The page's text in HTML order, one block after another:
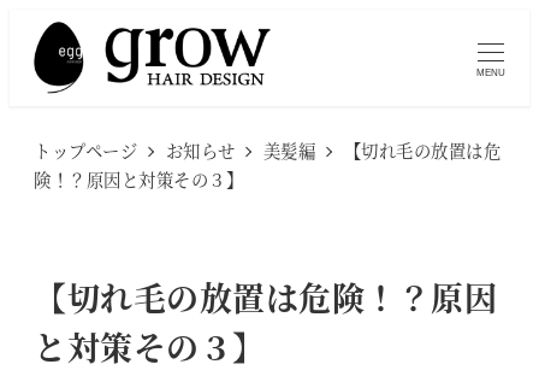
MENU
トップページ お知らせ 美髪編
【切れ毛の放置は危
険！？原因と対策その３】
【切れ毛の放置は危険！？原因
と対策その３】